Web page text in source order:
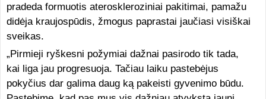
pradeda formuotis ateroskleroziniai pakitimai, pamažu
didėja kraujospūdis, žmogus paprastai jaučiasi visiškai
sveikas.
„Pirmieji ryškesni požymiai dažnai pasirodo tik tada,
kai liga jau progresuoja. Tačiau laiku pastebėjus
pokyčius dar galima daug ką pakeisti gyvenimo būdu.